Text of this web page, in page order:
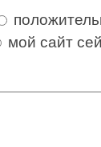
мой сайт